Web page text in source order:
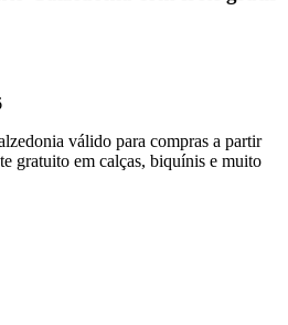
válido para compras a partir
gratuito em calças, biquínis e muito